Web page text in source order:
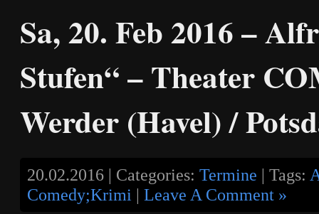
Sa, 20. Feb 2016 –
Stufen“ – Theater
Werder (Havel) /
20.02.2016 | Categories: Termine | Tags:
Comedy;Krimi | Leave A Comment »